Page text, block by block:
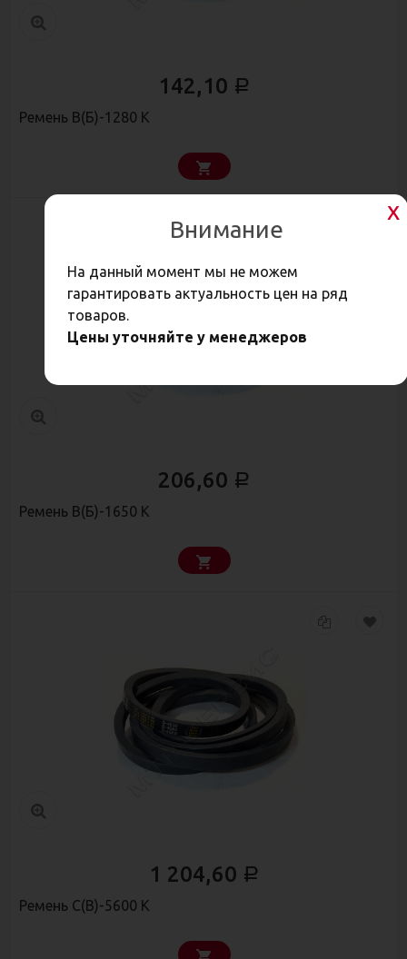
142,10 Р
Ремень В(Б)-1280 К
206,60 Р
Ремень В(Б)-1650 К
1 204,60 Р
Ремень С(В)-5600 К
Внимание
На данный момент мы не можем
гарантировать актуальность цен на ряд
товаров.
Цены уточняйте у менеджеров